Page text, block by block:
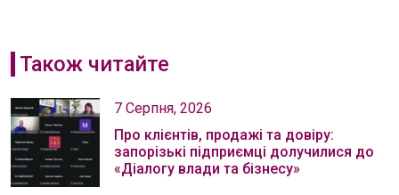
Також читайте
7 Серпня, 2026
Про клієнтів, продажі та довіру:
запорізькі підприємці долучилися до
«Діалогу влади та бізнесу»